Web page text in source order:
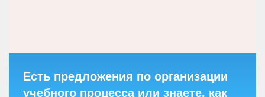
Есть предложения по организации
учебного процесса или знаете, как